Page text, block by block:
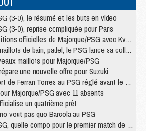
(3-0), le résumé et les buts en video
(3-0), reprise compliquée pour Paris
de Majorque/PSG avec Kvara et de nombreux jeunes
de bain, padel, le PSG lance sa collection été
maillots pour Majorque/PSG
une nouvelle offre pour Suzuki
Ferran Torres au PSG réglé avant le 12 août ?
Majorque/PSG avec 11 absents
un quatrième prêt
veut pas que Barcola au PSG
compo pour le premier match de la saison 2026/27 ?